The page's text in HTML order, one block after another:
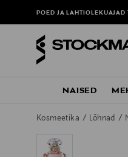
POED JA LAHTIOLEKUAJAD
NAISED
Kosmeetika Lõhnad